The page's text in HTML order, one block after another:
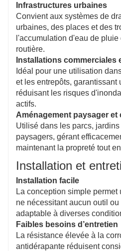
Infrastructures urbaines
Convient aux systèmes de
urbaines, des places et des
l'accumulation d'eau de
routière.
Installations commerciales
Idéal pour une utilisation
et les entrepôts, garantissant
réduisant les risques
actifs.
Aménagement paysager
Utilisé dans les parcs,
paysagers, gérant
maintenant la propreté tout
Installation et
Installation facile
La conception simple
ne nécessitant aucun outil
adaptable à diverses
Faibles besoins d’entretien
La résistance élevée à la
antidérapante réduisent